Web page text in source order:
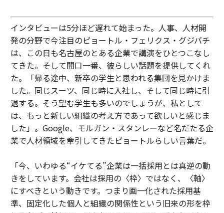
インタビューは5分ほど遅れて始まった。人事、人材開
発の分野で今注目のピョートル・フェリクス・グジバチ
は、この日も名古屋のとある企業で講演をひとつこなし
てきた。そして開口一番、彼らしい話題を提供してくれ
た。「帰る途中、新卒の学生と思われる集団を見かけま
した。同じスーツ、同じ時に入社し、そして同じ時に引
退する。そう望む学生も多いのでしょうが、私として
は、もっと新しい組織の考え方であって欲しいと感じま
した」。Google、モルガン・スタンレーなど名だたる企
業で人材領域を牽引してきたピョートルらしい言葉だ。
「今、いわゆる“イケてる”企業は一括採用とは真逆の動
きをしています。会社は採用の〈枠〉ではなく、〈軸〉
にすべきという動きです。つまり画一化された採用基
準、固定化した個人と組織の関係性という旧来の形を枠